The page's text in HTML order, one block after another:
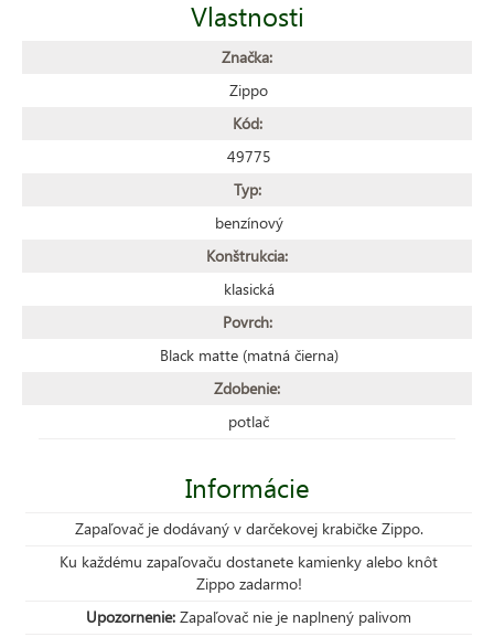
Vlastnosti
Značka:
Zippo
Kód:
49775
Typ:
benzínový
Konštrukcia:
klasická
Povrch:
Black matte (matná čierna)
Zdobenie:
potlač
Informácie
Zapaľovač je dodávaný v darčekovej krabičke Zippo.
Ku každému zapaľovaču dostanete kamienky alebo knôt
Zippo zadarmo!
Upozornenie: Zapaľovač nie je naplnený palivom